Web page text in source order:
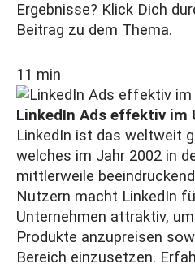
Ergebnisse? Klick Dich
Beitrag zu dem Thema.
11 min
LinkedIn Ads effektiv im
LinkedIn ist das weltweit
welches im Jahr 2002 in
mittlerweile
Nutzern macht LinkedIn
Unternehmen attraktiv,
Produkte anzupreisen
Bereich einzusetzen.